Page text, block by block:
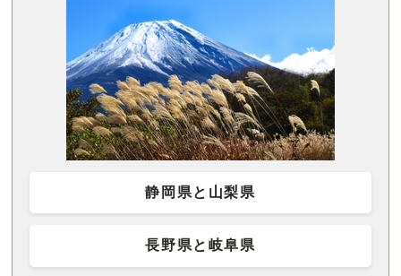
静岡県と山梨県
長野県と岐阜県